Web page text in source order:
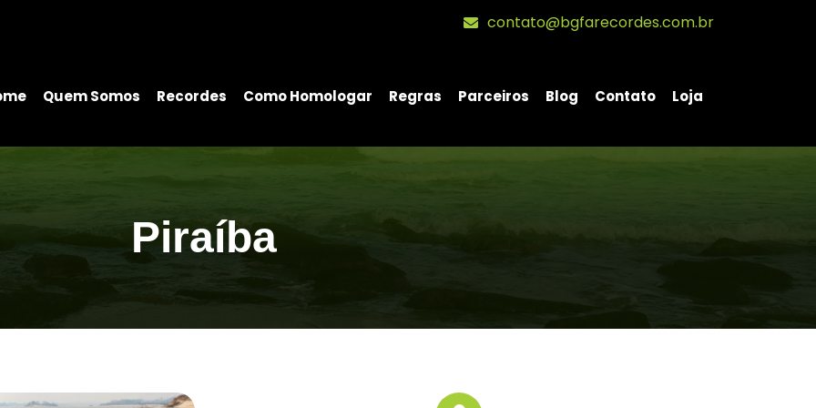
contato@bgfarecordes.com.br
Quem Somos Recordes Como Homologar Regras Parceiros Blog Contato Loja
Piraíba